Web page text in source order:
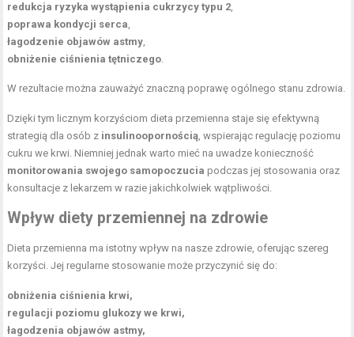
redukcja ryzyka wystąpienia cukrzycy typu 2,
poprawa kondycji serca,
łagodzenie objawów astmy,
obniżenie ciśnienia tętniczego.
W rezultacie można zauważyć znaczną poprawę ogólnego stanu zdrowia.
Dzięki tym licznym korzyściom dieta przemienna staje się efektywną
strategią dla osób z insulinoopornością, wspierając regulację poziomu
cukru we krwi. Niemniej jednak warto mieć na uwadze konieczność
monitorowania swojego samopoczucia podczas jej stosowania oraz
konsultacje z lekarzem w razie jakichkolwiek wątpliwości.
Wpływ diety przemiennej na zdrowie
Dieta przemienna ma istotny wpływ na nasze zdrowie, oferując szereg
korzyści. Jej regularne stosowanie może przyczynić się do:
obniżenia ciśnienia krwi,
regulacji poziomu glukozy we krwi,
łagodzenia objawów astmy,